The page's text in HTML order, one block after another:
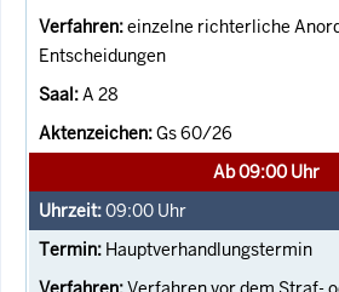
einzelne richterliche
Entscheidungen
A 28
Gs 60/26
Ab 09:00 Uhr
09:00 Uhr
Hauptverhandlungstermin